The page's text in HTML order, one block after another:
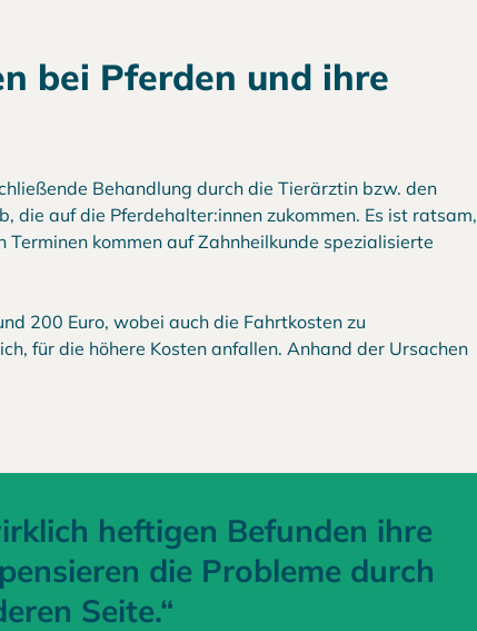
bei Pferden und ihre
Behandlung durch die Tierärztin bzw. den
die auf die Pferdehalter:innen zukommen. Es ist ratsam,
kommen auf Zahnheilkunde spezialisierte
200 Euro, wobei auch die Fahrtkosten zu
für die höhere Kosten anfallen. Anhand der Ursachen
heftigen Befunden ihre
die Probleme durch
Seite.“